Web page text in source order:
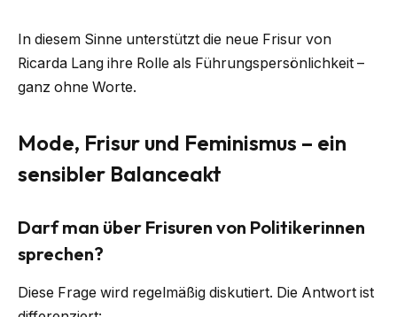
In diesem Sinne unterstützt die neue Frisur von
Ricarda Lang ihre Rolle als Führungspersönlichkeit –
ganz ohne Worte.
Mode, Frisur und Feminismus – ein
sensibler Balanceakt
Darf man über Frisuren von Politikerinnen
sprechen?
Diese Frage wird regelmäßig diskutiert. Die Antwort ist